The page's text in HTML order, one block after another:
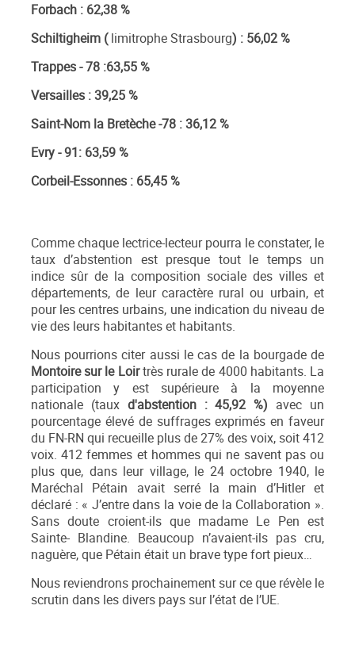
Forbach : 62,38 %
Schiltigheim (limitrophe Strasbourg) : 56,02 %
Trappes - 78 :63,55 %
Versailles : 39,25 %
Saint-Nom la Bretèche -78 : 36,12 %
Evry - 91: 63,59 %
Corbeil-Essonnes : 65,45 %
Comme chaque lectrice-lecteur pourra le constater, le
taux d’abstention est presque tout le temps un
indice sûr de la composition sociale des villes et
départements, de leur caractère rural ou urbain, et
pour les centres urbains, une indication du niveau de
vie des leurs habitantes et habitants.
Nous pourrions citer aussi le cas de la bourgade de
Montoire sur le Loirtrès rurale de 4000 habitants. La
participation y est supérieure à la moyenne
nationale (taux d'abstention : 45,92 %) avec un
pourcentage élevé de suffrages exprimés en faveur
du FN-RN qui recueille plus de 27% des voix, soit 412
voix. 412 femmes et hommes qui ne savent pas ou
plus que, dans leur village, le 24 octobre 1940, le
Maréchal Pétain avait serré la main d’Hitler et
déclaré : « J’entre dans la voie de la Collaboration ».
Sans doute croient-ils que madame Le Pen est
Sainte- Blandine. Beaucoup n’avaient-ils pas cru,
naguère, que Pétain était un brave type fort pieux…
Nous reviendrons prochainement sur ce que révèle le
scrutin dans les divers pays sur l’état de l’UE.